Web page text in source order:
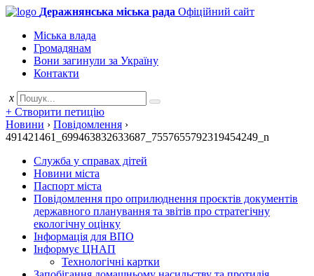
Деражнянська міська рада Офіційний сайт
Міська влада
Громадянам
Вони загинули за Україну
Контакти
x
+ Створити петицію
Новини › Повідомлення ›
491421461_699463832633687_7557655792319454249_n
Служба у справах дітей
Новини міста
Паспорт міста
Повідомлення про оприлюднення проєктів документів
державного планування та звітів про стратегічну
екологічну оцінку
Інформація для ВПО
Інформує ЦНАП
Технологічні картки